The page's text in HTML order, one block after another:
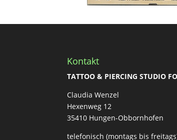
Kontakt
TATTOO & PIERCING STUDIO
Claudia Wenzel
Hexenweg 12
35410 Hungen-Obbornhofen
telefonisch (montags bis